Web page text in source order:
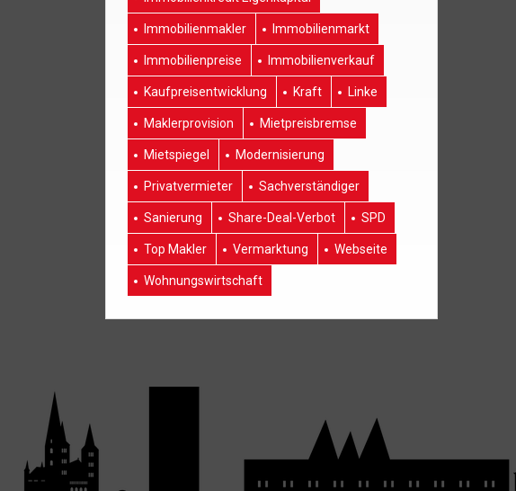
Immobilienmakler Immobilienmarkt
Immobilienpreise Immobilienverkauf
Kaufpreisentwicklung Kraft Linke
Maklerprovision Mietpreisbremse
Mietspiegel Modernisierung
Privatvermieter Sachverständiger
Sanierung Share-Deal-Verbot SPD
Top Makler Vermarktung Webseite
Wohnungswirtschaft